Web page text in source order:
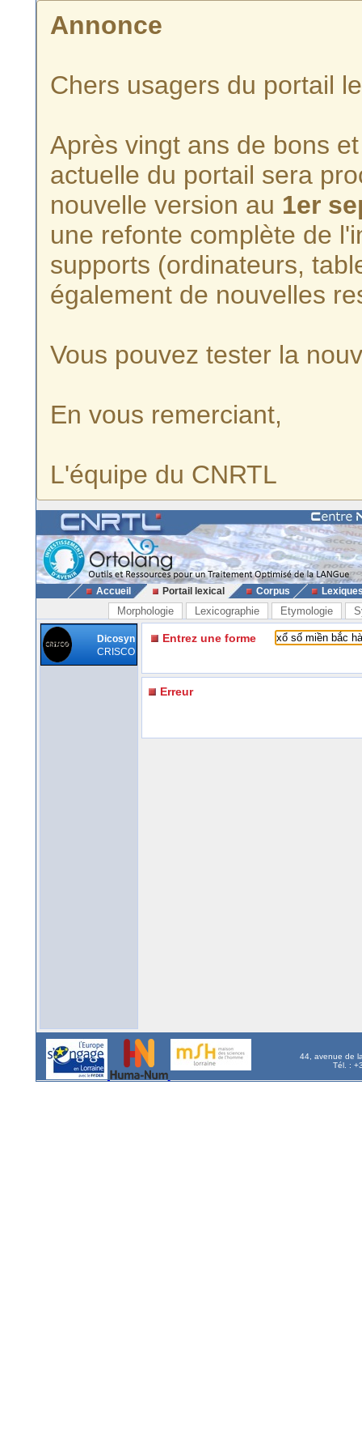
Annonce
Chers usagers du portail
Après vingt ans de bons
actuelle du portail sera
nouvelle version au 1er
une refonte complète de
supports (ordinateurs,
également de nouvelles
Vous pouvez tester la
En vous remerciant,
L'équipe du CNRTL
Accueil Portail lexical Corpus
Morphologie Lexicographie Etymologie
Dicosyn
CRISCO
Entrez une forme
Erreur
44, avenue de
Tél. :